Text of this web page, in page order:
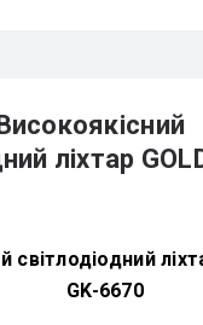
ліхтар
світлодіодний
GK-6670